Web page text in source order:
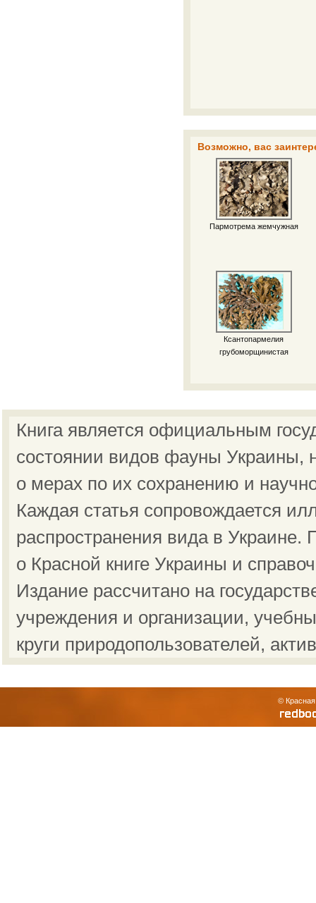
Возможно, вас
Пармотрема жемчужная
Ксантопармелия
грубоморщинистая
Книга является официальным
состоянии видов фауны Украины,
о мерах по их сохранению и
Каждая статья сопровождается
распространения вида в
о Красной книге Украины и
Издание рассчитано на
учреждения и организации,
круги природопользователей,
©